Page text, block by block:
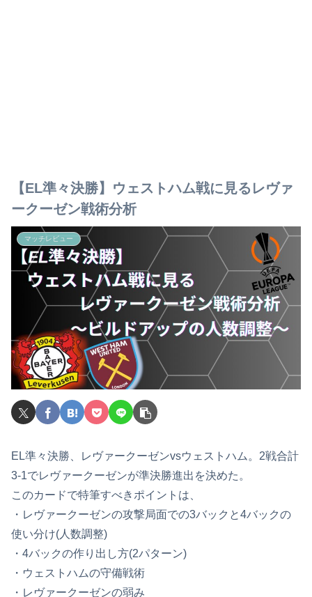
【EL準々決勝】ウェストハム戦に見るレヴァ
ークーゼン戦術分析
マッチレビュー
EL準々決勝、レヴァークーゼンvsウェストハム。2戦合計
3-1でレヴァークーゼンが準決勝進出を決めた。
このカードで特筆すべきポイントは、
・レヴァークーゼンの攻撃局面での3バックと4バックの
使い分け(人数調整)
・4バックの作り出し方(2パターン)
・ウェストハムの守備戦術
・レヴァークーゼンの弱み